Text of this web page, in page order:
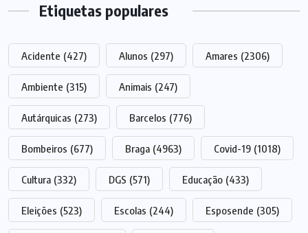
Etiquetas populares
Acidente (427) Alunos (297) Amares (2306)
Ambiente (315) Animais (247)
Autárquicas (273) Barcelos (776)
Bombeiros (677) Braga (4963) Covid-19 (1018)
Cultura (332) DGS (571) Educação (433)
Eleições (523) Escolas (244) Esposende (305)